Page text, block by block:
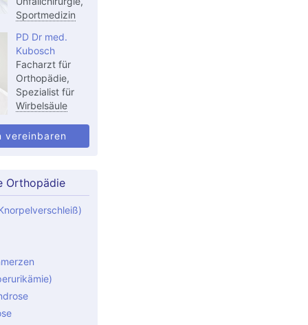
Sportmedizin
PD Dr med.
Kubosch
Facharzt für
Orthopädie,
Spezialist für
Wirbelsäule
vereinbaren
Orthopädie